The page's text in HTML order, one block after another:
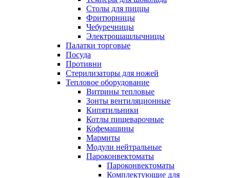
Столы для пиццы
Фритюрницы
Чебуречницы
Электрошашлычницы
Палатки торговые
Посуда
Противни
Стерилизаторы для ножей
Тепловое оборудование
Витрины тепловые
Зонты вентиляционные
Кипятильники
Котлы пищеварочные
Кофемашины
Мармиты
Модули нейтральные
Пароконвектоматы
Пароконвектоматы
Комплектующие для